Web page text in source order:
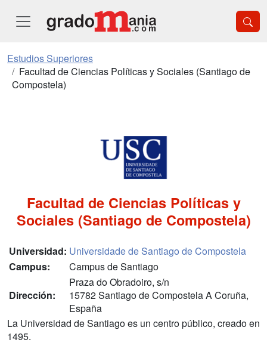
Estudios Superiores
Facultad de Ciencias Políticas y Sociales (Santiago de
Compostela)
Facultad de Ciencias Políticas y
Sociales (Santiago de Compostela)
Universidad: Universidade de Santiago de Compostela
Campus:
Campus de Santiago
Dirección:
Praza do Obradoiro, s/n
15782 Santiago de Compostela A Coruña,
España
La Universidad de Santiago es un centro público, creado en
1495.